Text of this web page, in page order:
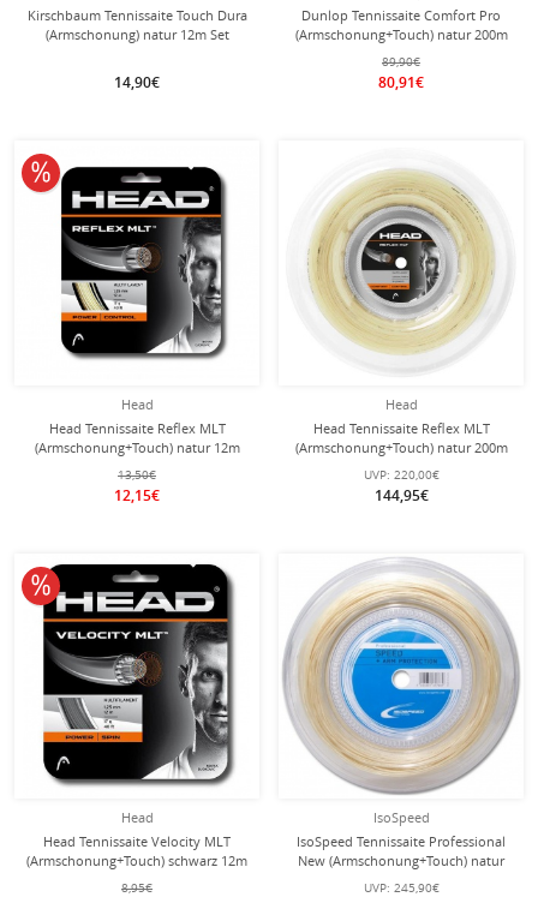
Kirschbaum Tennissaite Touch Dura
(Armschonung) natur 12m Set
14,90€
Dunlop Tennissaite Comfort Pro
(Armschonung+Touch) natur 200m
Rolle
89,90€
80,91€
Head
Head Tennissaite Reflex MLT
(Armschonung+Touch) natur 12m
Set
13,50€
12,15€
10% reduziert
Head
Head Tennissaite Reflex MLT
(Armschonung+Touch) natur 200m
Rolle
UVP: 220,00€
144,95€
Head
Head Tennissaite Velocity MLT
(Armschonung+Touch) schwarz 12m
Set
8,95€
10% reduziert
IsoSpeed
IsoSpeed Tennissaite Professional
New (Armschonung+Touch) natur
200m Rolle
UVP: 245,90€